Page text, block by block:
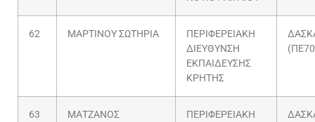
62 ΜΑΡΤΙΝΟΥ ΣΩΤΗΡΙΑ
ΠΕΡΙΦΕΡΕΙΑΚΗ
ΔΙΕΥΘΥΝΣΗ
ΕΚΠΑΙΔΕΥΣΗΣ
ΚΡΗΤΗΣ
63
ΜΑΤΖΑΝΟΣ
ΠΕΡΙΦΕΡΕΙΑΚΗ